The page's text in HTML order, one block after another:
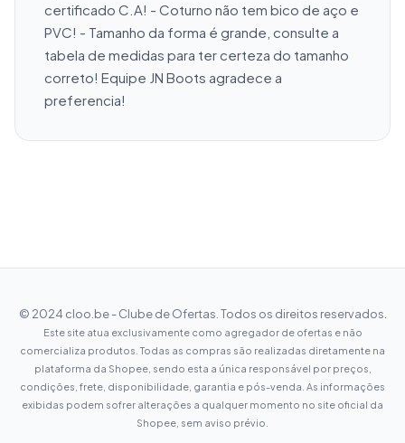
certificado C.A! - Coturno não tem bico de aço e
PVC! - Tamanho da forma é grande, consulte a
tabela de medidas para ter certeza do tamanho
correto! Equipe JN Boots agradece a
preferencia!
© 2024 cloo.be - Clube de Ofertas. Todos os direitos reservados.
Este site atua exclusivamente como agregador de ofertas e não
comercializa produtos. Todas as compras são realizadas diretamente na
plataforma da Shopee, sendo esta a única responsável por preços,
condições, frete, disponibilidade, garantia e pós-venda. As informações
exibidas podem sofrer alterações a qualquer momento no site oficial da
Shopee, sem aviso prévio.